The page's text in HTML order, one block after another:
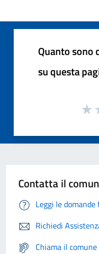
Quanto sono
su questa
Contatta il
Leggi le
Richiedi
Chiama il